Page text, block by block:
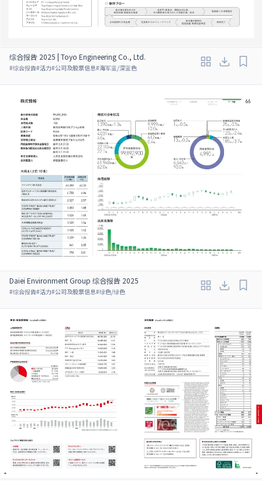
综合报告 2025 | Toyo Engineering Co., Ltd.
#综合报告#活力#公司及股票信息#海军蓝/深蓝色
Daiei Environment Group 综合报告 2025
#综合报告#活力#公司及股票信息#绿色/绿色